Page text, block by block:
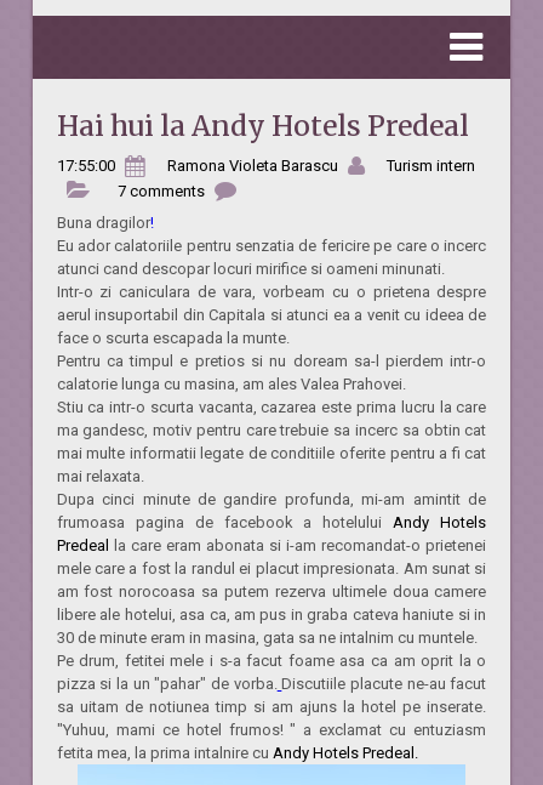
Hai hui la Andy Hotels Predeal
17:55:00 Ramona Violeta Barascu
Turism intern
7 comments
Buna dragilor!
Eu ador calatoriile pentru senzatia de fericire pe care o incerc
atunci cand descopar locuri mirifice si oameni minunati.
Intr-o zi caniculara de vara, vorbeam cu o prietena despre
aerul insuportabil din Capitala si atunci ea a venit cu ideea de
face o scurta escapada la munte.
Pentru ca timpul e pretios si nu doream sa-l pierdem intr-o
calatorie lunga cu masina, am ales Valea Prahovei.
Stiu ca intr-o scurta vacanta, cazarea este prima lucru la care
ma gandesc, motiv pentru care trebuie sa incerc sa obtin cat
mai multe informatii legate de conditiile oferite pentru a fi cat
mai relaxata.
Dupa cinci minute de gandire profunda, mi-am amintit de
frumoasa pagina de facebook a hoteluluiAndy Hotels
Predeal
la care eram abonata si i-am recomandat-o prietenei
mele care a fost la randul ei placut impresionata. Am sunat si
am fost norocoasa sa putem rezerva ultimele doua camere
libere ale hotelui, asa ca, am pus in graba cateva haniute si in
30 de minute eram in masina, gata sa ne intalnim cu muntele.
Pe drum, fetitei mele i s-a facut foame asa ca am oprit la o
pizza si la un "pahar" de vorba. Discutiile placute ne-au facut
sa uitam de notiunea timp si am ajuns la hotel pe inserate.
"Yuhuu, mami ce hotel frumos! " a exclamat cu entuziasm
fetita mea, la prima intalnire cu Andy Hotels Predeal.